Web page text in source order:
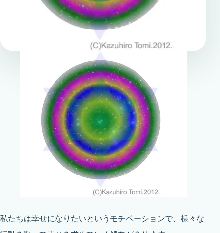
私たちは幸せになりたいというモチベーションで、様々な